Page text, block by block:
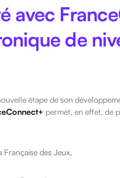
avec
de
étape de son
permet, en effet, de
des Jeux,